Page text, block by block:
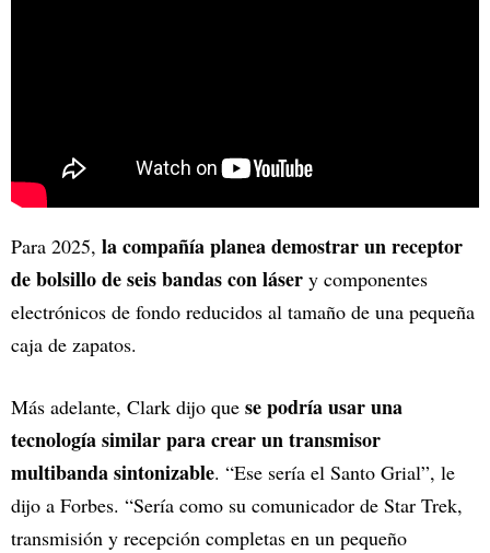
Para 2025, la compañía planea demostrar un receptor
de bolsillo de seis bandas con láser y componentes
electrónicos de fondo reducidos al tamaño de una pequeña
caja de zapatos.
Más adelante, Clark dijo que se podría usar una
tecnología similar para crear un transmisor
multibanda sintonizable. “Ese sería el Santo Grial”, le
dijo a Forbes. “Sería como su comunicador de Star Trek,
transmisión y recepción completas en un pequeño